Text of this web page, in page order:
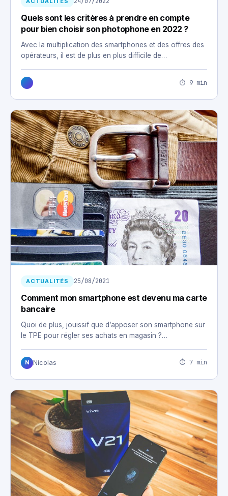
Quels sont les critères à prendre en compte
pour bien choisir son photophone en 2022 ?
Avec la multiplication des smartphones et des offres des
opérateurs, il est de plus en plus difficile de…
⏱ 9 min
ACTUALITÉS 25/08/2021
Comment mon smartphone est devenu ma carte
bancaire
Quoi de plus, jouissif que d’apposer son smartphone sur
le TPE pour régler ses achats en magasin ?…
N Nicolas ⏱ 7 min